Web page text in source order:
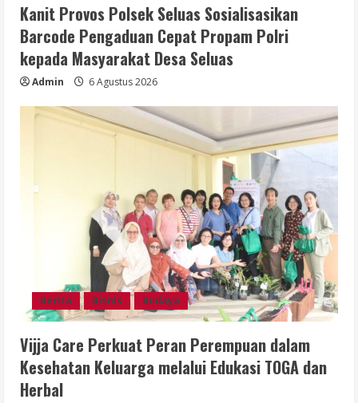
Kanit Provos Polsek Seluas Sosialisasikan
Barcode Pengaduan Cepat Propam Polri
kepada Masyarakat Desa Seluas
Admin 6 Agustus 2026
Berita Bisnis Budaya
Vijja Care Perkuat Peran Perempuan dalam
Kesehatan Keluarga melalui Edukasi TOGA dan
Herbal